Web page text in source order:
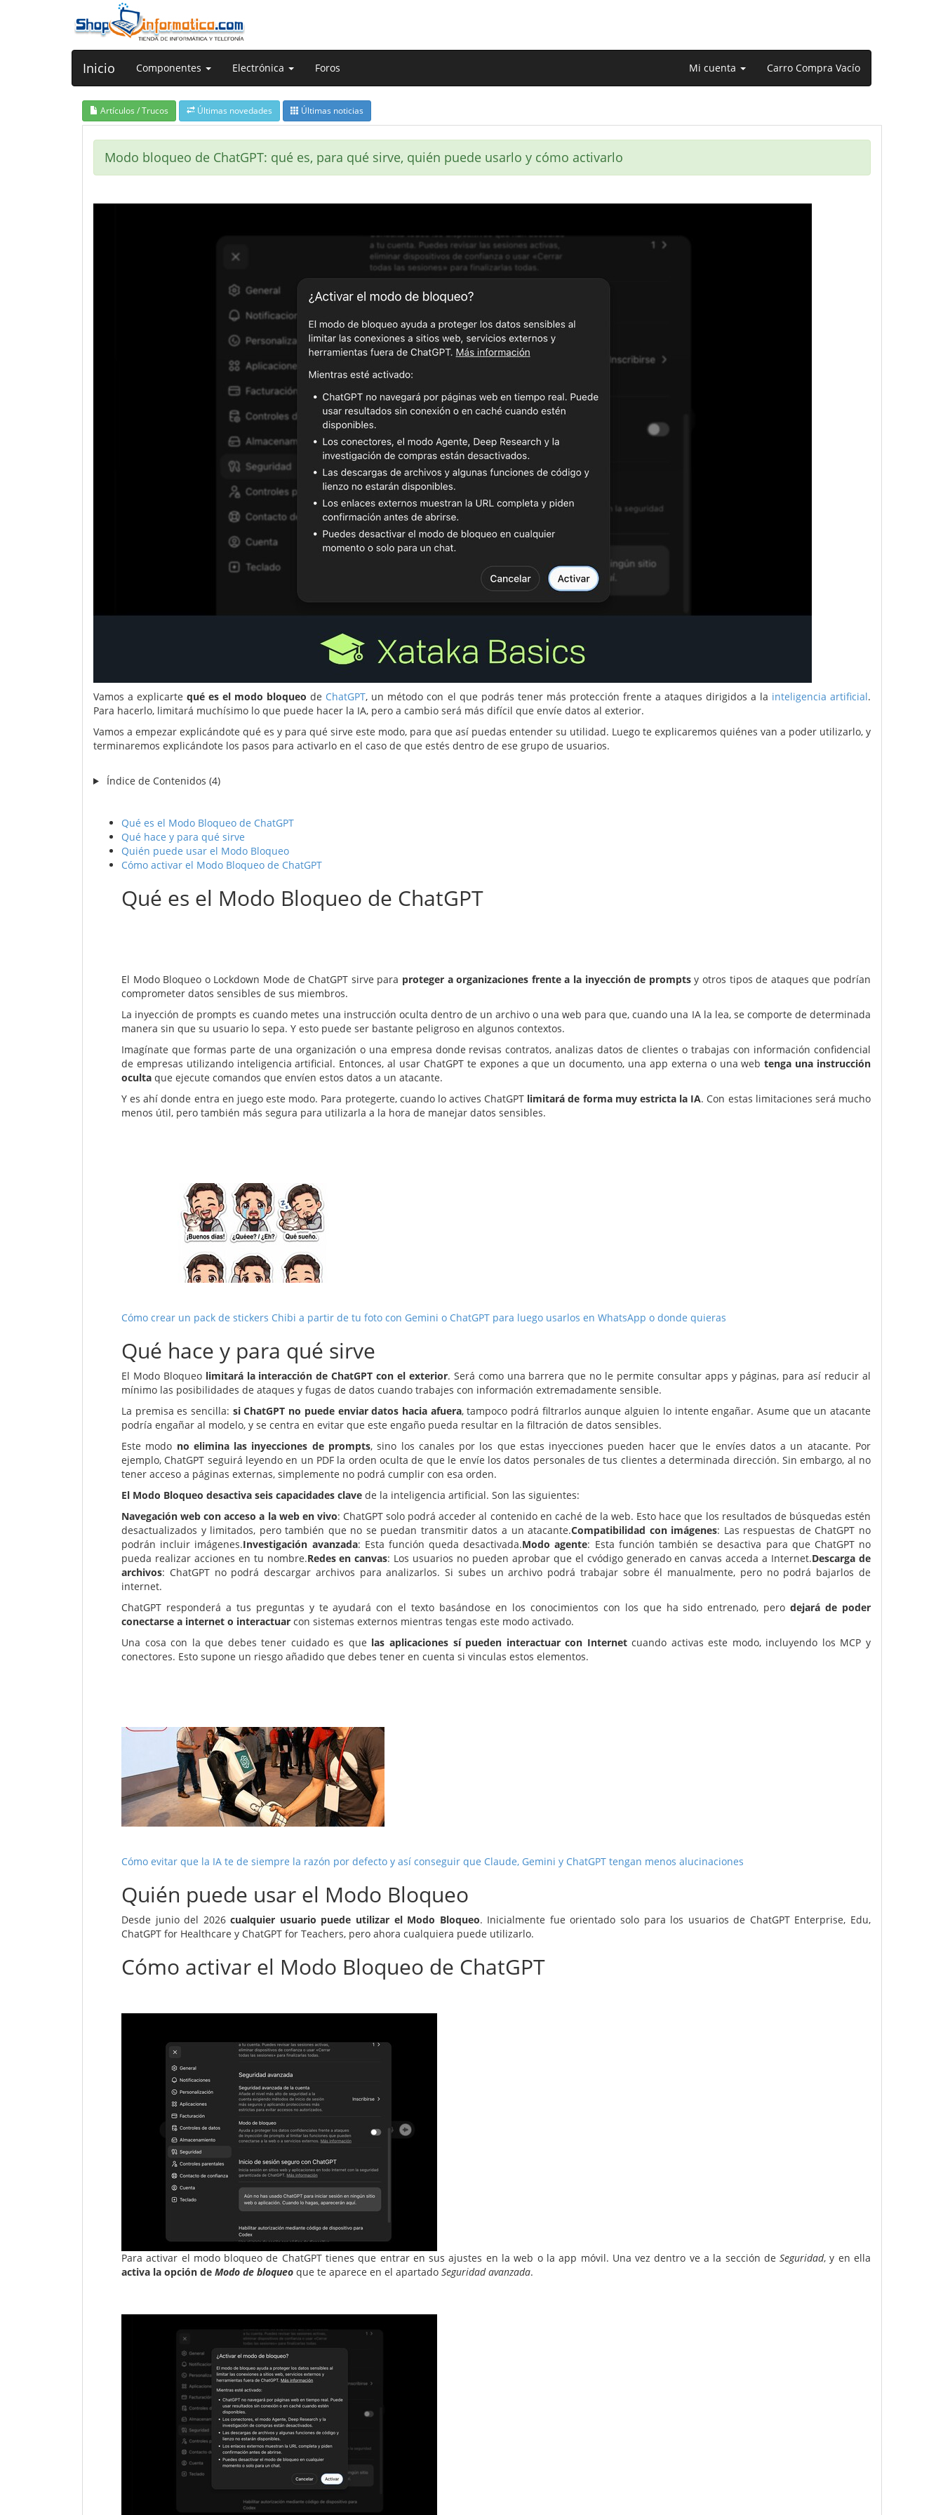
Inicio Componentes Electrónica Foros Mi cuenta Carro Compra Vacío
Artículos / Trucos Últimas novedades Últimas noticias
Modo bloqueo de ChatGPT: qué es, para qué sirve, quién puede usarlo y cómo activarlo
Vamos a explicartequé es el modo bloqueo de ChatGPT, un método con el que podrás tener más protección frente a ataques dirigidos a la inteligencia artificial.
Para hacerlo, limitará muchísimo lo que puede hacer la IA, pero a cambio será más difícil que envíe datos al exterior.
Vamos a empezar explicándote qué es y para qué sirve este modo, para que así puedas entender su utilidad. Luego te explicaremos quiénes van a poder utilizarlo, y
terminaremos explicándote los pasos para activarlo en el caso de que estés dentro de ese grupo de usuarios.
Índice de Contenidos (4)
Qué es el Modo Bloqueo de ChatGPT
Qué hace y para qué sirve
Quién puede usar el Modo Bloqueo
Cómo activar el Modo Bloqueo de ChatGPT
Qué es el Modo Bloqueo de ChatGPT
El Modo Bloqueo o Lockdown Mode de ChatGPT sirve para proteger a organizaciones frente a la inyección de promptsy otros tipos de ataques que podrían
comprometer datos sensibles de sus miembros.
La inyección de prompts es cuando metes una instrucción oculta dentro de un archivo o una web para que, cuando una IA la lea, se comporte de determinada
manera sin que su usuario lo sepa. Y esto puede ser bastante peligroso en algunos contextos.
Imagínate que formas parte de una organización o una empresa donde revisas contratos, analizas datos de clientes o trabajas con información confidencial
de empresas utilizando inteligencia artificial. Entonces, al usar ChatGPT te expones a que un documento, una app externa o una webtenga una instrucción
oculta que ejecute comandos que envíen estos datos a un atacante.
Y es ahí donde entra en juego este modo. Para protegerte, cuando lo actives ChatGPT limitará de forma muy estricta la IA. Con estas limitaciones será mucho
menos útil, pero también más segura para utilizarla a la hora de manejar datos sensibles.
Cómo crear un pack de stickers Chibi a partir de tu foto con Gemini o ChatGPT para luego usarlos en WhatsApp o donde quieras
Qué hace y para qué sirve
El Modo Bloqueo limitará la interacción de ChatGPT con el exterior. Será como una barrera que no le permite consultar apps y páginas, para así reducir al
mínimo las posibilidades de ataques y fugas de datos cuando trabajes con información extremadamente sensible.
La premisa es sencilla: si ChatGPT no puede enviar datos hacia afuera, tampoco podrá filtrarlos aunque alguien lo intente engañar. Asume que un atacante
podría engañar al modelo, y se centra en evitar que este engaño pueda resultar en la filtración de datos sensibles.
Este modo no elimina las inyecciones de prompts, sino los canales por los que estas inyecciones pueden hacer que le envíes datos a un atacante. Por
ejemplo, ChatGPT seguirá leyendo en un PDF la orden oculta de que le envíe los datos personales de tus clientes a determinada dirección. Sin embargo, al no
tener acceso a páginas externas, simplemente no podrá cumplir con esa orden.
El Modo Bloqueo desactiva seis capacidades clave de la inteligencia artificial. Son las siguientes:
Navegación web con acceso a la web en vivo: ChatGPT solo podrá acceder al contenido en caché de la web. Esto hace que los resultados de búsquedas estén
desactualizados y limitados, pero también que no se puedan transmitir datos a un atacante.Compatibilidad con imágenes: Las respuestas de ChatGPT no
podrán incluir imágenes.Investigación avanzada: Esta función queda desactivada.Modo agente: Esta función también se desactiva para que ChatGPT no
pueda realizar acciones en tu nombre.Redes en canvas: Los usuarios no pueden aprobar que el cvódigo generado en canvas acceda a Internet.Descarga de
archivos: ChatGPT no podrá descargar archivos para analizarlos. Si subes un archivo podrá trabajar sobre él manualmente, pero no podrá bajarlos de
internet.
ChatGPT responderá a tus preguntas y te ayudará con el texto basándose en los conocimientos con los que ha sido entrenado, perodejará de poder
conectarse a internet o interactuar con sistemas externos mientras tengas este modo activado.
Una cosa con la que debes tener cuidado es que las aplicaciones sí pueden interactuar con Internetcuando activas este modo, incluyendo los MCP y
conectores. Esto supone un riesgo añadido que debes tener en cuenta si vinculas estos elementos.
Cómo evitar que la IA te de siempre la razón por defecto y así conseguir que Claude, Gemini y ChatGPT tengan menos alucinaciones
Quién puede usar el Modo Bloqueo
Desde junio del 2026cualquier usuario puede utilizar el Modo Bloqueo. Inicialmente fue orientado solo para los usuarios de ChatGPT Enterprise, Edu,
ChatGPT for Healthcare y ChatGPT for Teachers, pero ahora cualquiera puede utilizarlo.
Cómo activar el Modo Bloqueo de ChatGPT
Para activar el modo bloqueo de ChatGPT tienes que entrar en sus ajustes en la web o la app móvil. Una vez dentro ve a la sección deSeguridad, y en ella
activa la opción de Modo de bloqueo que te aparece en el apartado Seguridad avanzada.